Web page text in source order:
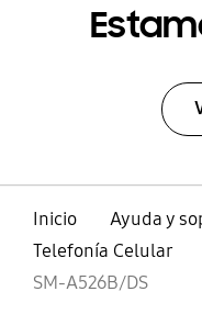
Inicio
Ayuda y
Telefonía Celular
SM-A526B/DS